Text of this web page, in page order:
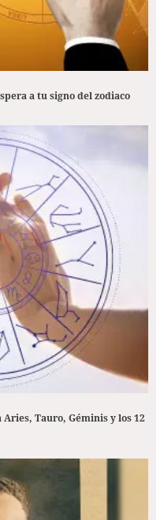
a tu signo del zodiaco
Tauro, Géminis y los 12